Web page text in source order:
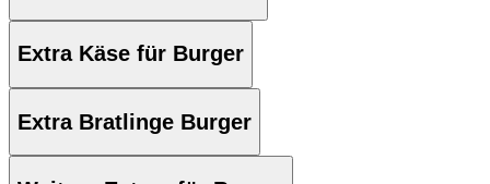
Extra Käse für Burger
Extra Bratlinge Burger